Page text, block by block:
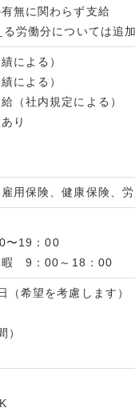
無に関わらず支給
労働分については追
による）
による）
（社内規定による）
り
用保険、健康保険、労
〜19：00
暇 9：00～18：00
希望を考慮します）
）